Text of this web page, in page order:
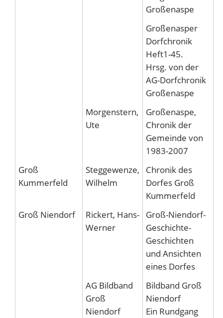
Großenaspe
Großenasper
Dorfchronik
Heft1-45.
Hrsg. von der
AG-Dorfchronik
Großenaspe
Morgenstern,
Ute
Großenaspe,
Chronik der
Gemeinde von
1983-2007
Groß
Kummerfeld
Steggewenze,
Wilhelm
Chronik des
Dorfes Groß
Kummerfeld
Groß Niendorf
Rickert, Hans-
Werner
Groß-Niendorf-
Geschichte-
Geschichten
und Ansichten
eines Dorfes
AG Bildband
Groß
Niendorf
Bildband Groß
Niendorf
Ein Rundgang